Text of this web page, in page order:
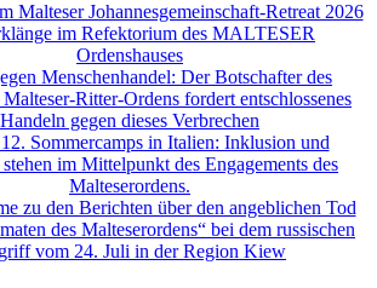
Malteser Johannesgemeinschaft-Retreat 2026
im Refektorium des MALTESER
Ordenshauses
Menschenhandel: Der Botschafter des
Ritter-Ordens fordert entschlossenes
Handeln gegen dieses Verbrechen
12. Sommercamps in Italien: Inklusion und
im Mittelpunkt des Engagements des
Malteserordens.
zu den Berichten über den angeblichen Tod
des Malteserordens“ bei dem russischen
vom 24. Juli in der Region Kiew